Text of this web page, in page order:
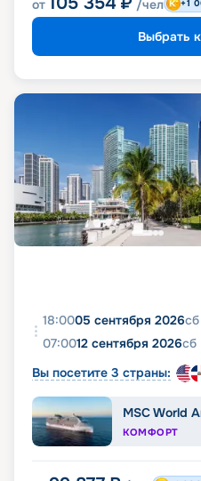
от /чел +1
Выбрать
18:0005 сентября 2026сб
07:0012 сентября 2026сб
Вы посетите 3 страны:
MSC World
КОМФОРТ